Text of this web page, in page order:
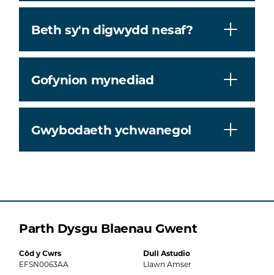
Beth sy'n digwydd nesaf?
Gofynion mynediad
Gwybodaeth ychwanegol
Parth Dysgu Blaenau Gwent
Côd y Cwrs
EFSN0063AA
Dull Astudio
Llawn Amser